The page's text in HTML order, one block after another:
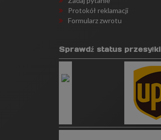
Protokół reklamacji
Formularz zwrotu
Sprawdź status przesyłki